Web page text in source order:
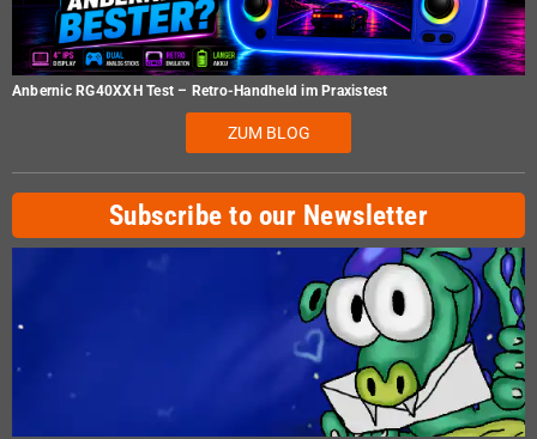
Anbernic RG40XXH Test – Retro-Handheld im Praxistest
ZUM BLOG
Subscribe to our Newsletter